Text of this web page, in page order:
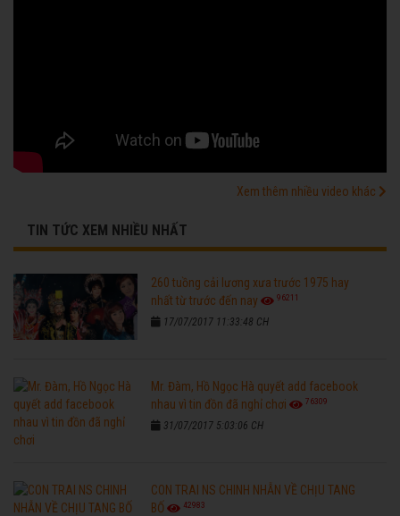
Xem thêm nhiều video khác
TIN TỨC XEM NHIỀU NHẤT
260 tuồng cải lương xưa trước 1975 hay
nhất từ trước đến nay
96211
17/07/2017 11:33:48 CH
Mr. Đàm, Hồ Ngọc Hà quyết add facebook
nhau vì tin đồn đã nghỉ chơi
76309
31/07/2017 5:03:06 CH
CON TRAI NS CHINH NHẪN VỀ CHỊU TANG
BỐ
42983